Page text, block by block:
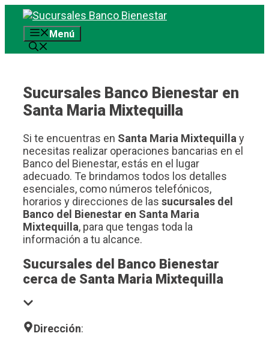
Saltar
contenidoMenú
Sucursales Banco Bienestar en
Santa Maria Mixtequilla
Si te encuentras en Santa Maria Mixtequilla y
necesitas realizar operaciones bancarias en el
Banco del Bienestar, estás en el lugar
adecuado. Te brindamos todos los detalles
esenciales, como números telefónicos,
horarios y direcciones de las sucursales del
Banco del Bienestar en Santa Maria
Mixtequilla, para que tengas toda la
información a tu alcance.
Sucursales del Banco Bienestar
cerca de Santa Maria Mixtequilla
Dirección: